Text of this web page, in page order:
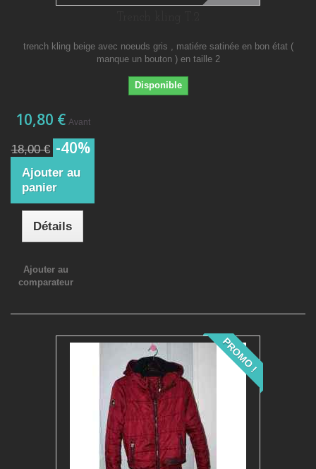
trench kling beige avec noeuds gris , matiére satinée en bon état (
manque un bouton ) en taille 2
Disponible
10,80 € Avant
18,00 € -40%
Ajouter au
panier
Détails
Ajouter au
comparateur
PROMO !